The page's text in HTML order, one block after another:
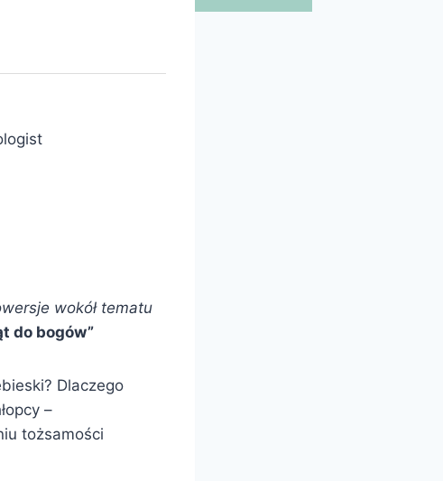
wokół tematu
do bogów”
Dlaczego
–
tożsamości